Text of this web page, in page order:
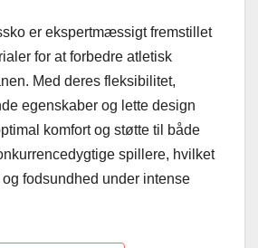
er ekspertmæssigt fremstillet
for at forbedre atletisk
Med deres fleksibilitet,
egenskaber og lette design
komfort og støtte til både
spillere, hvilket
fodsundhed under intense